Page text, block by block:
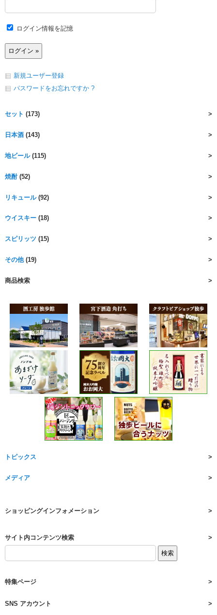
ログイン情報を記憶
新規ユーザー登録
パスワードをお忘れですか ?
セット (173)
日本酒 (143)
地ビール(115)
焼酎(52)
リキュール(92)
ウイスキー (18)
スピリッツ (15)
その他(19)
商品検索
トピックス
メディア
ショッピングインフォメーション
サイト内コンテンツ検索
特集ページ
SNS アカウント